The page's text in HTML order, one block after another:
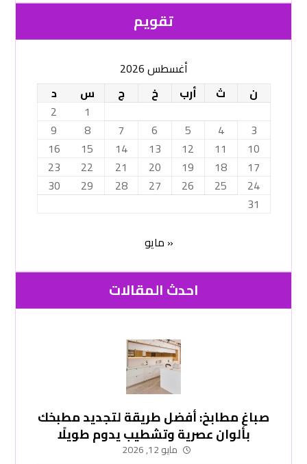
تقویم
أغسطس 2026
ن
ث أرب خ ج س
د
1
2
3
4
5
6
7
8
9
10
11
12
13
14
15
16
17
18
19
20
21
22
23
24
25
26
27
28
29
30
31
« مايو
احدث المقالات
صباغ مطابخ: أفضل طريقة لتجديد مطبخك
بألوان عصرية وتشطيب يدوم طويلًا
-51748296 مايو 12, 2026